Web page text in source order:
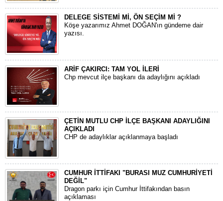
DELEGE SİSTEMİ Mİ, ÖN SEÇİM Mİ ?
Köşe yazarımız Ahmet DOĞAN'ın gündeme dair
yazısı.
ARİF ÇAKIRCI: TAM YOL İLERİ
Chp mevcut ilçe başkanı da adaylığını açıkladı
ÇETİN MUTLU CHP İLÇE BAŞKANI ADAYLIĞINI
AÇIKLADI
CHP de adaylıklar açıklanmaya başladı
CUMHUR İTTİFAKI "BURASI MUZ CUMHURİYETİ
DEĞİL"
Dragon parkı için Cumhur İttifakından basın
açıklaması